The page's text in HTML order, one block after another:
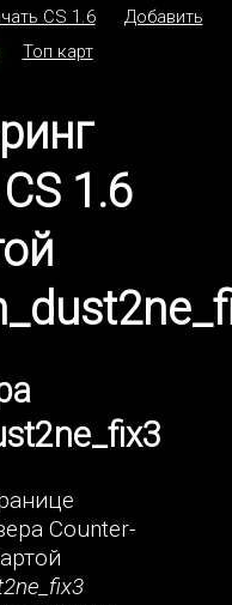
CS 1.6
Добавить
Топ карт
1.6
Counter-